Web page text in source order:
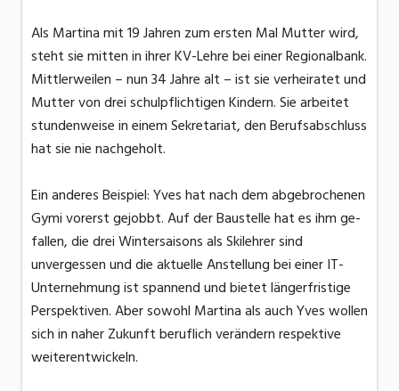
Als Martina mit 19 Jahren zum ersten Mal Mutter wird,
steht sie mitten in ihrer KV-Lehre bei einer Regionalbank.
Mittlerweilen – nun 34 Jahre alt – ist sie verheiratet und
Mutter von drei schulpflichtigen Kindern. Sie arbeitet
stundenweise in einem Sekretariat, den Berufsabschluss
hat sie nie nachgeholt.
Ein anderes Beispiel: Yves hat nach dem abgebrochenen
Gymi vorerst gejobbt. Auf der Baustelle hat es ihm ge-
fallen, die drei Wintersaisons als Skilehrer sind
unvergessen und die aktuelle Anstellung bei einer IT-
Unternehmung ist spannend und bietet längerfristige
Perspektiven. Aber sowohl Martina als auch Yves wollen
sich in naher Zukunft beruflich verändern respektive
weiterentwickeln.